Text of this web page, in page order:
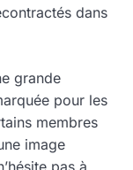
dans
grande
pour les
membres
image
pas à